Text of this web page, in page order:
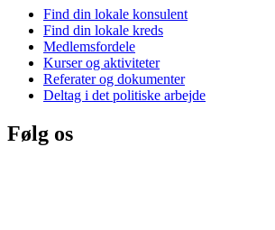
Find din lokale konsulent
Find din lokale kreds
Medlemsfordele
Kurser og aktiviteter
Referater og dokumenter
Deltag i det politiske arbejde
Følg os